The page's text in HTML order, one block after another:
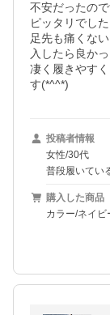
不安だったの
ピッタリでした
足先も痛くな
入したら良か
凄く履きやす
す(*^^*)
投稿者情報
女性/30代
普段履いてい
購入した商品
カラー/ネイ